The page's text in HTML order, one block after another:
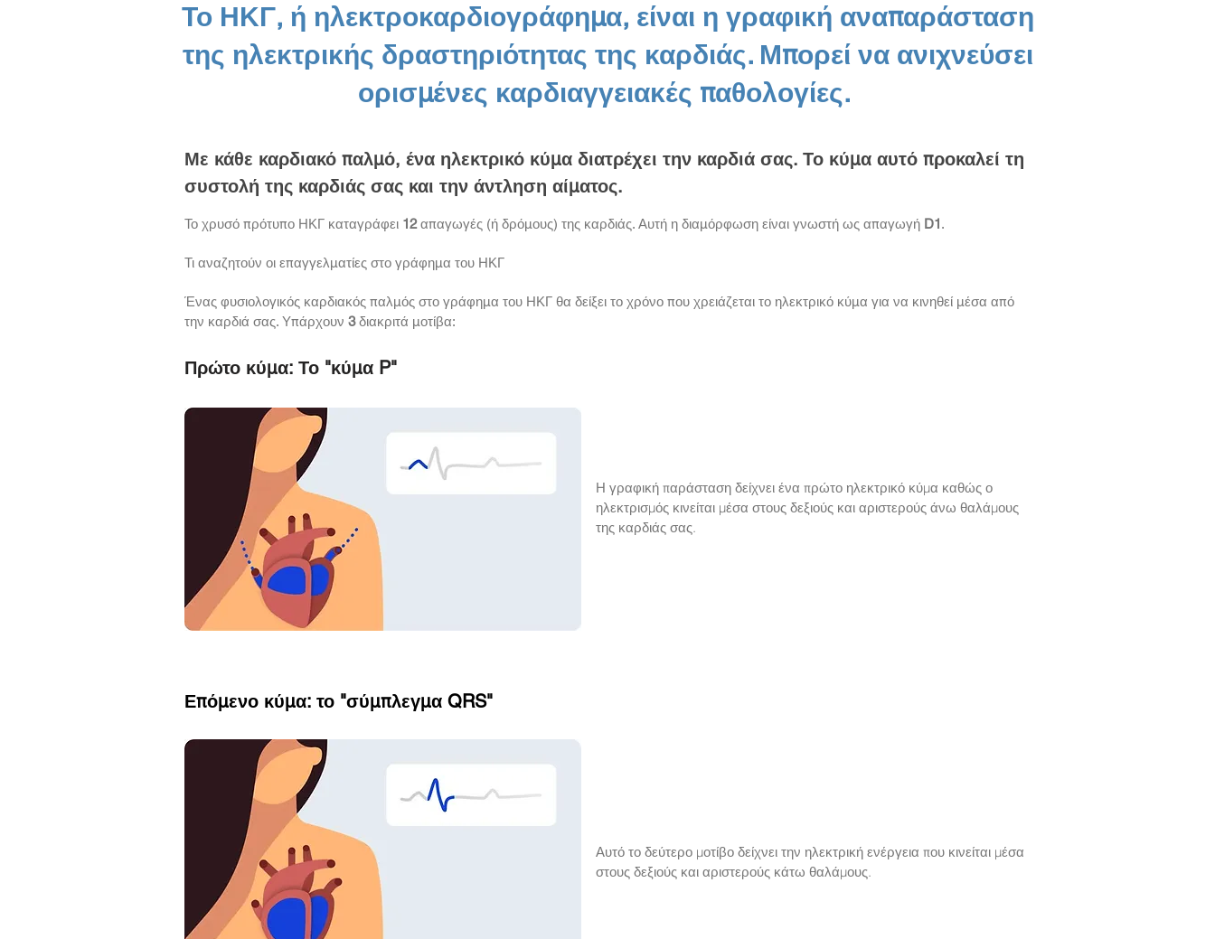
Η γραφική παράσταση δείχνει ένα πρώτο ηλεκτρικό κύμα καθώς ο
ηλεκτρισμός κινείται μέσα στους δεξιούς και αριστερούς άνω θαλάμους
της καρδιάς σας.
Επόμενο κύμα: το "σύμπλεγμα QRS"
Το ΗΚΓ, ή ηλεκτροκαρδιογράφημα, είναι η γραφική αναπαράσταση
της ηλεκτρικής δραστηριότητας της καρδιάς. Μπορεί να ανιχνεύσει
ορισμένες καρδιαγγειακές παθολογίες.
Με κάθε καρδιακό παλμό, ένα ηλεκτρικό κύμα διατρέχει την καρδιά σας. Το κύμα αυτό προκαλεί τη
συστολή της καρδιάς σας και την άντληση αίματος.
Το χρυσό πρότυπο ΗΚΓ καταγράφει 12απαγωγές (ή δρόμους) της καρδιάς. Αυτή η διαμόρφωση είναι γνωστή ως απαγωγή D1.
Τι αναζητούν οι επαγγελματίες στο γράφημα του ΗΚΓ
Ένας φυσιολογικός καρδιακός παλμός στο γράφημα του ΗΚΓ θα δείξει το χρόνο που χρειάζεται το ηλεκτρικό κύμα για να κινηθεί μέσα από
την καρδιά σας. Υπάρχουν 3διακριτά μοτίβα:
Πρώτο κύμα: Το "κύμα P"
Αυτό το δεύτερο μοτίβο δείχνει την ηλεκτρική ενέργεια που κινείται μέσα
στους δεξιούς και αριστερούς κάτω θαλάμους.